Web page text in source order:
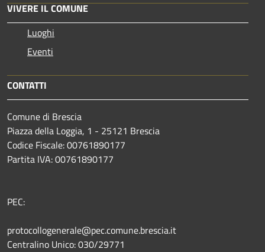
VIVERE IL COMUNE
Luoghi
Eventi
CONTATTI
Comune di Brescia
Piazza della Loggia, 1 - 25121 Brescia
Codice Fiscale: 00761890177
Partita IVA: 00761890177
PEC:
protocollogenerale@pec.comune.brescia.it
Centralino Unico: 030/29771